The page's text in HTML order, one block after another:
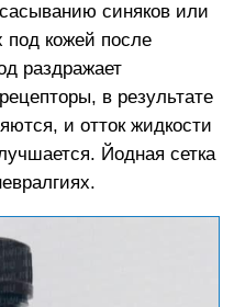
синяков или
под кожей после
раздражает
в результате
и отток жидкости
Йодная сетка